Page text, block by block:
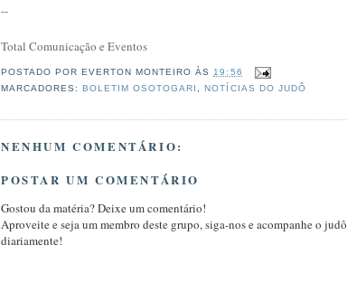
--
Total Comunicação e Eventos
POSTADO POR EVERTON MONTEIRO ÀS19:56
MARCADORES:BOLETIM OSOTOGARI ,NOTÍCIAS DO JUDÔ
NENHUM COMENTÁRIO:
POSTAR UM COMENTÁRIO
Gostou da matéria? Deixe um comentário!
Aproveite e seja um membro deste grupo, siga-nos e acompanhe o judô
diariamente!